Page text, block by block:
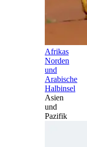
Afrikas
Norden
und
Arabische
Halbinsel
Asien
und
Pazifik